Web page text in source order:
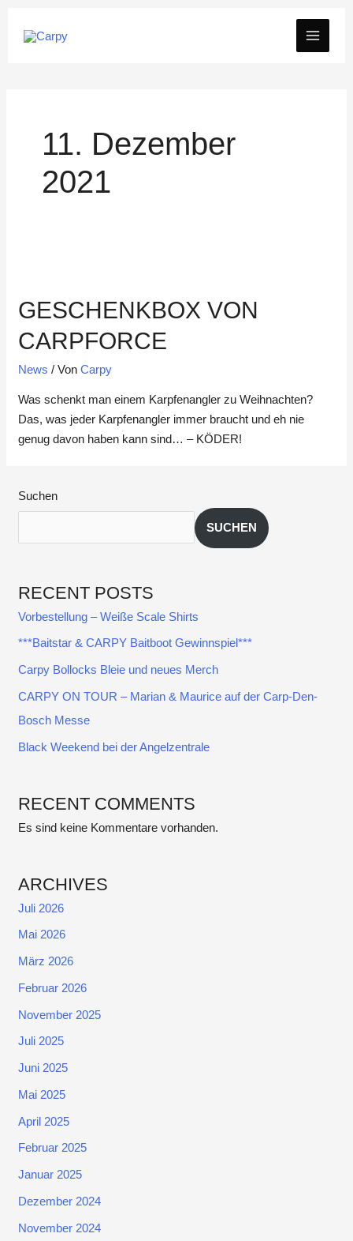
Inhalt
MAIN
11. Dezember
2021
GESCHENKBOX VON
CARPFORCE
News / VonCarpy
Was schenkt man einem Karpfenangler zu Weihnachten?
Das, was jeder Karpfenangler immer braucht und eh nie
genug davon haben kann sind… – KÖDER!
Suchen
SUCHEN
RECENT POSTS
Vorbestellung – Weiße Scale Shirts
***Baitstar & CARPY Baitboot Gewinnspiel***
Carpy Bollocks Bleie und neues Merch
CARPY ON TOUR – Marian & Maurice auf der Carp-Den-
Bosch Messe
Black Weekend bei der Angelzentrale
RECENT COMMENTS
Es sind keine Kommentare vorhanden.
ARCHIVES
Juli 2026
Mai 2026
März 2026
Februar 2026
November 2025
Juli 2025
Juni 2025
Mai 2025
April 2025
Februar 2025
Januar 2025
Dezember 2024
November 2024